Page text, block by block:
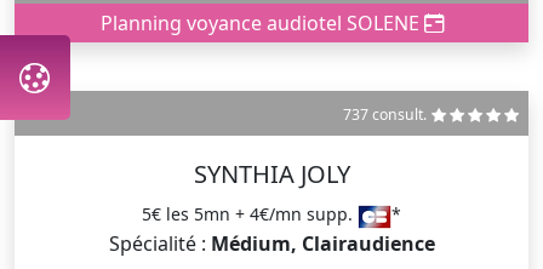
Planning voyance audiotel SOLENE
737 consult.
SYNTHIA JOLY
5€ les 5mn + 4€/mn supp. *
Spécialité : Médium, Clairaudience